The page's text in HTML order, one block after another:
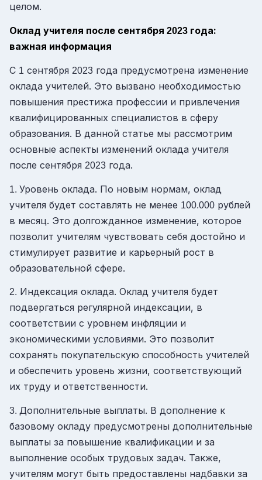
целом.
Оклад учителя после сентября 2023 года:
важная информация
С 1 сентября 2023 года предусмотрена изменение
оклада учителей. Это вызвано необходимостью
повышения престижа профессии и привлечения
квалифицированных специалистов в сферу
образования. В данной статье мы рассмотрим
основные аспекты изменений оклада учителя
после сентября 2023 года.
1. Уровень оклада. По новым нормам, оклад
учителя будет составлять не менее 100.000 рублей
в месяц. Это долгожданное изменение, которое
позволит учителям чувствовать себя достойно и
стимулирует развитие и карьерный рост в
образовательной сфере.
2. Индексация оклада. Оклад учителя будет
подвергаться регулярной индексации, в
соответствии с уровнем инфляции и
экономическими условиями. Это позволит
сохранять покупательскую способность учителей
и обеспечить уровень жизни, соответствующий
их труду и ответственности.
3. Дополнительные выплаты. В дополнение к
базовому окладу предусмотрены дополнительные
выплаты за повышение квалификации и за
выполнение особых трудовых задач. Также,
учителям могут быть предоставлены надбавки за